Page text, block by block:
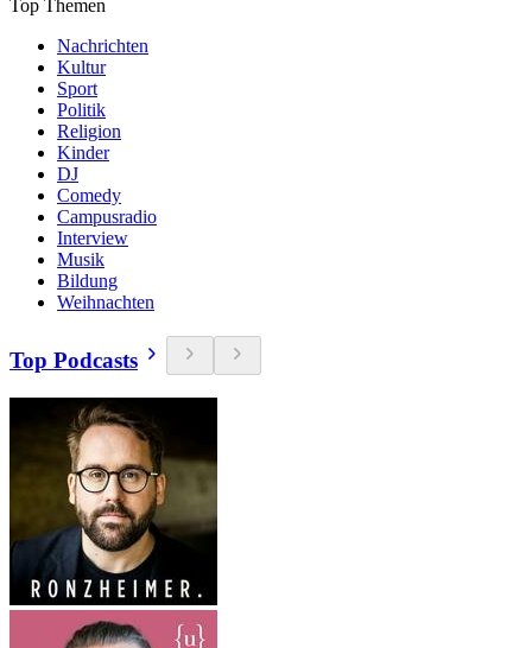
Top Themen
Nachrichten
Kultur
Sport
Politik
Religion
Kinder
DJ
Comedy
Campusradio
Interview
Musik
Bildung
Weihnachten
Top Podcasts